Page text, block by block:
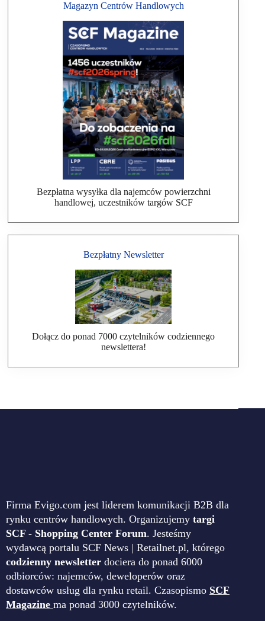
Magazyn Centrów Handlowych
Bezpłatna wysyłka dla najemców powierzchni
handlowej, uczestników targów SCF
Bezpłatny Newsletter
Dołącz do ponad 7000 czytelników codziennego
newslettera!
Firma Evigo.com jest liderem komunikacji B2B dla
rynku centrów handlowych. Organizujemy targi
SCF - Shopping Center Forum. Jesteśmy
wydawcą portalu SCF News | Retailnet.pl, którego
codzienny newsletter dociera do ponad 6000
odbiorców: najemców, deweloperów oraz
dostawców usług dla rynku retail. Czasopismo SCF
Magazine ma ponad 3000 czytelników.